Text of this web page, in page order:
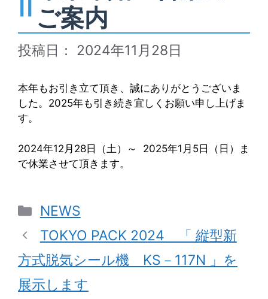
ご案内
2024年11月28日
本年もお引き立て頂き、誠にありがとうございま
した。2025年も引き続き宜しくお願い申し上げま
す。
2024年12月28日（土）～ 2025年1月5日（日）ま
で休業させて頂きます。
カ
テ
ゴ
リ
ー
NEWS
TOKYO PACK 2024 「 縦型新
方式脱気シール機 KS－117N 」を
展示します